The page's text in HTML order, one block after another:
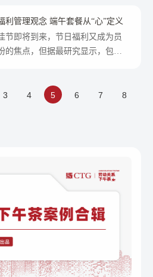
利管理观念 端午套餐从“心”定义
节即将到来，节日福利又成为员
的焦点，但据最研究显示，包括
3 4 5 6 7 8